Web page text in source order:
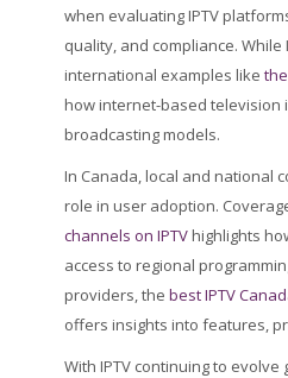
when evaluating IPTV
quality, and compliance. While
international examples like
how internet-based television
broadcasting models.
In Canada, local and national
role in user adoption.
channels on IPTVhighlights
access to regional
providers, the best IPTV
offers insights into features,
With IPTV continuing to